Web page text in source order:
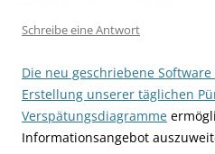
Schreibe eine Antwort
Die neu geschriebene
Erstellung unserer täglichen
Verspätungsdiagramme
Informationsangebot